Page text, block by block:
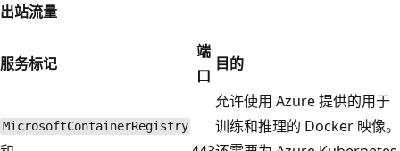
出站流量
服务标记
端
口
目的
MicrosoftContainerRegistry
允许使用 Azure 提供的用于
训练和推理的 Docker 映像。